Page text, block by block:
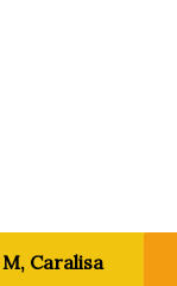
Caralisa